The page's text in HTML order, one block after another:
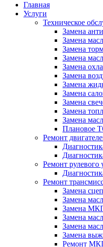
Главная
Услуги
Техническое
Замена
Замена
Замена
Замена
Замена
Замена
Замена
Замена
Замена
Замена
Замена
Плановое
Ремонт
Ремонт рулевого
Ремонт
Замена
Замена
Замена
Замена
Замена
Замена
Ремонт